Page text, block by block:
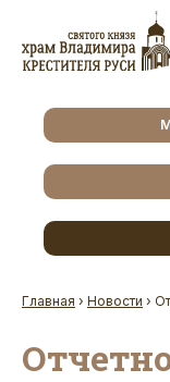
Главная › Новости ›